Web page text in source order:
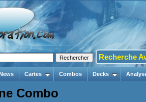
Recherche
Cartes Combos Decks
Combo